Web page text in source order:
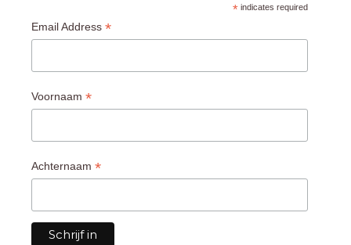
* indicates required
Email Address *
Voornaam *
Achternaam *